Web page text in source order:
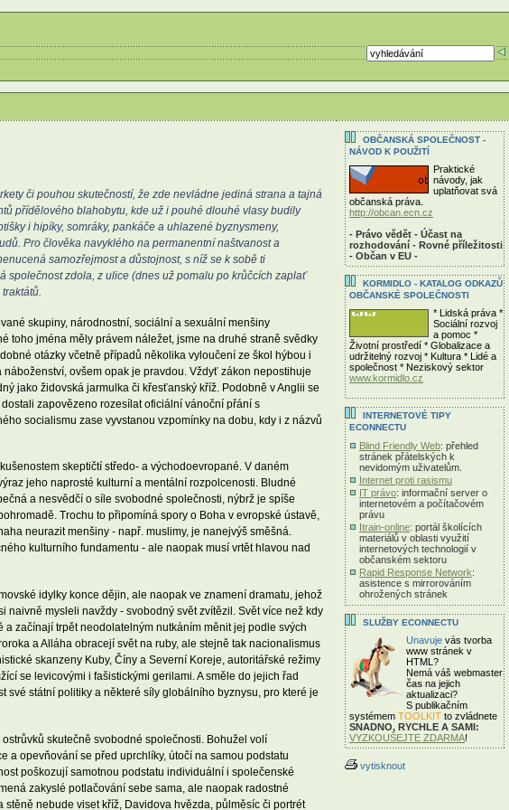
či pouhou skutečností, že zde nevládne jediná strana a tajná
přídělového blahobytu, kde už i pouhé dlouhé vlasy budily
i hipíky, somráky, pankáče a uhlazené byznysmeny,
Pro člověka navyklého na permanentní naštvanost a
samozřejmost a důstojnost, s níž se k sobě ti
zdola, z ulice (dnes už pomalu po krůčcích zaplať
skupiny, národnostní, sociální a sexuální menšiny
toho jména měly právem náležet, jsme na druhé straně svědky
otázky včetně případů několika vyloučení ze škol hýbou i
ovšem opak je pravdou. Vždyť zákon nepostihuje
jako židovská jarmulka či křesťanský kříž. Podobně v Anglii se
zapovězeno rozesílat oficiální vánoční přání s
socialismu zase vyvstanou vzpomínky na dobu, kdy i z názvů
skeptičtí středo- a východoevropané. V daném
jeho naprosté kulturní a mentální rozpolcenosti. Bludné
a nesvědčí o síle svobodné společnosti, nýbrž je spíše
Trochu to připomíná spory o Boha v evropské ústavě,
neurazit menšiny - např. muslimy, je nanejvýš směšná.
kulturního fundamentu - ale naopak musí vrtět hlavou nad
idylky konce dějin, ale naopak ve znamení dramatu, jehož
mysleli navždy - svobodný svět zvítězil. Svět více než kdy
začínají trpět neodolatelným nutkáním měnit jej podle svých
a Alláha obracejí svět na ruby, ale stejně tak nacionalismus
skanzeny Kuby, Číny a Severní Koreje, autoritářské režimy
se levicovými i fašistickými gerilami. A směle do jejich řad
státní politiky a některé síly globálního byznysu, pro které je
skutečně svobodné společnosti. Bohužel volí
a opevňování se před uprchlíky, útočí na samou podstatu
poškozují samotnou podstatu individuální i společenské
zakyslé potlačování sebe sama, ale naopak radostné
nebude viset kříž, Davidova hvězda, půlměsíc či portrét
OBČANSKÁ SPOLEČNOST -
NÁVOD K POUŽITÍ
Praktické
návody, jak
uplatňovat svá
občanská práva.
http://obcan.ecn.cz
- Právo vědět - Účast na
rozhodování - Rovné příležitosti
- Občan v EU -
KORMIDLO - KATALOG ODKAZŮ
OBČANSKÉ SPOLEČNOSTI
* Lidská práva *
Sociální rozvoj
a pomoc *
Životní prostředí * Globalizace a
udržitelný rozvoj * Kultura * Lidé a
společnost * Neziskový sektor
www.kormidlo.cz
INTERNETOVÉ TIPY
ECONNECTU
Blind Friendly Web: přehled
stránek přátelských k
nevidomým uživatelům.
Internet proti rasismu
IT právo: informační server o
internetovém a počítačovém
právu
Itrain-online: portál školících
materiálů v oblasti využití
internetových technologií v
občanském sektoru
Rapid Response Network:
asistence s mirrorováním
ohrožených stránek
SLUŽBY ECONNECTU
Unavuje vás tvorba
www stránek v
HTML?
Nemá váš webmaster
čas na jejich
aktualizaci?
S publikačním
systémem TOOLKIT to zvládnete
SNADNO, RYCHLE A SAMI:
VYZKOUŠEJTE ZDARMA!
vytisknout